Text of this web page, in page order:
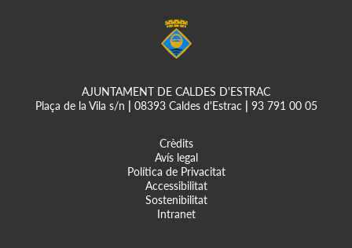
AJUNTAMENT DE CALDES D'ESTRAC
Plaça de la Vila s/n
08393 Caldes d'Estrac 93 791 00 05
Crèdits
Avís legal
Política de Privacitat
Accessibilitat
Sostenibilitat
Intranet